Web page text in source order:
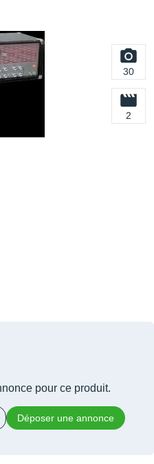
30
2
pour ce produit.
Déposer une annonce